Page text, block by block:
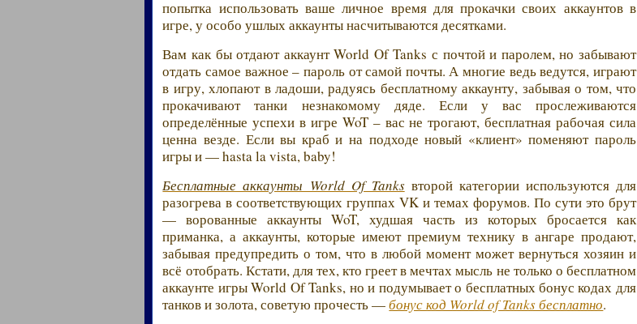
попытка использовать ваше личное время для прокачки своих аккаунтов в
игре, у особо ушлых аккаунты насчитываются десятками.
Вам как бы отдают аккаунт World Of Tanks с почтой и паролем, но забывают
отдать самое важное – пароль от самой почты. А многие ведь ведутся, играют
в игру, хлопают в ладоши, радуясь бесплатному аккаунту, забывая о том, что
прокачивают танки незнакомому дяде. Если у вас прослеживаются
определённые успехи в игре WoT – вас не трогают, бесплатная рабочая сила
ценна везде. Если вы краб и на подходе новый «клиент» поменяют пароль
игры и — hasta la vista, baby!
Бесплатные аккаунты World Of Tanksвторой категории используются для
разогрева в соответствующих группах VK и темах форумов. По сути это брут
— ворованные аккаунты WoT, худшая часть из которых бросается как
приманка, а аккаунты, которые имеют премиум технику в ангаре продают,
забывая предупредить о том, что в любой момент может вернуться хозяин и
всё отобрать. Кстати, для тех, кто греет в мечтах мысль не только о бесплатном
аккаунте игры World Of Tanks, но и подумывает о бесплатных бонус кодах для
танков и золота, советую прочесть —бонус код World of Tanks бесплатно.